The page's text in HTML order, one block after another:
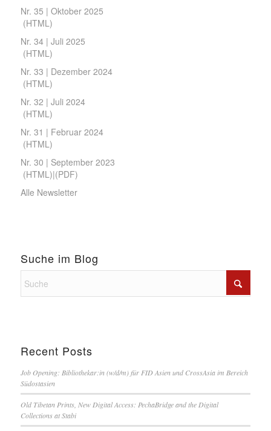
Nr. 35 | Oktober 2025
(HTML)
Nr. 34 | Juli 2025
(HTML)
Nr. 33 | Dezember 2024
(HTML)
Nr. 32 | Juli 2024
(HTML)
Nr. 31 | Februar 2024
(HTML)
Nr. 30 | September 2023
(HTML)|(PDF)
Alle Newsletter
Suche im Blog
Recent Posts
Job Opening: Bibliothekar:in (w/d/m) für FID Asien und CrossAsia im Bereich
Südostasien
Old Tibetan Prints, New Digital Access: PechaBridge and the Digital
Collections at Stabi